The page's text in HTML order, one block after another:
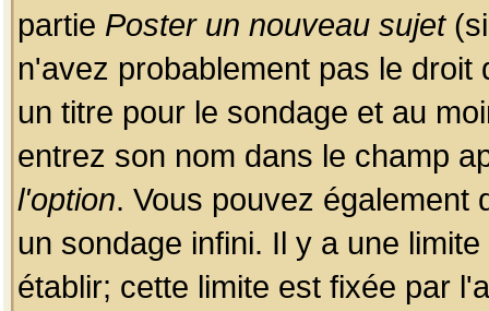
partie Poster un nouveau sujet(si
n'avez probablement pas le
un titre pour le sondage et au
entrez son nom dans le champ
l'option. Vous pouvez également
un sondage infini. Il y a une
établir; cette limite est fixée par